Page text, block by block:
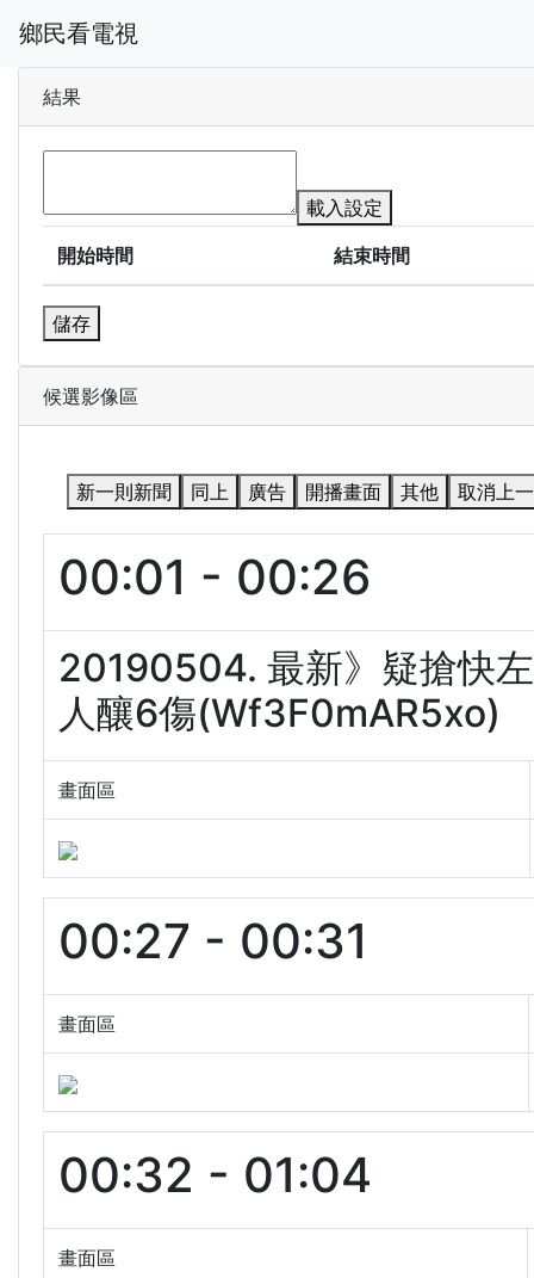
鄉民看電視
結果
載入設定
開始時間
結束時間
儲存
候選影像區
新一則新聞 同上 廣告 開播畫面 其他 取消上
00:01 - 00:26
20190504. 最新》疑搶快
人釀6傷(Wf3F0mAR5xo)
畫面區
00:27 - 00:31
畫面區
00:32 - 01:04
畫面區